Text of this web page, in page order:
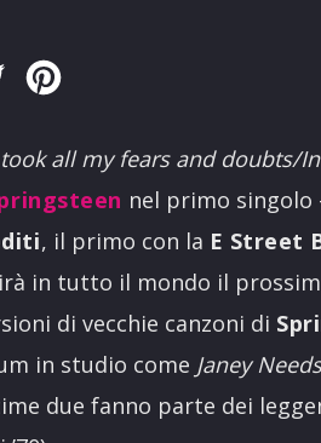
Twitter
all my fears and doubts/
nel primo singolo
, il primo con la E Street
in tutto il mondo il
di vecchie canzoni di
in studio come Janey
due fanno parte dei